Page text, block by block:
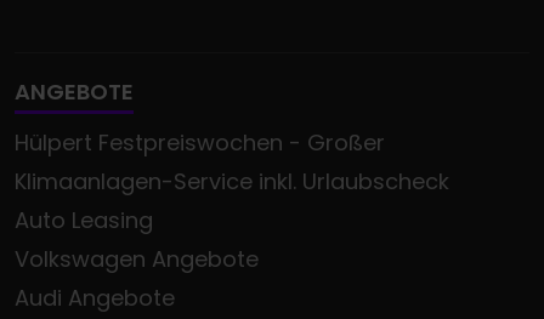
ANGEBOTE
Hülpert Festpreiswochen - Großer
Klimaanlagen-Service inkl. Urlaubscheck
Auto Leasing
Volkswagen Angebote
Audi Angebote